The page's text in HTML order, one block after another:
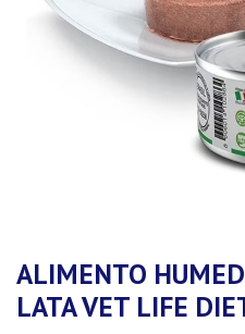
ALIMENTO
LATA VET LIFE